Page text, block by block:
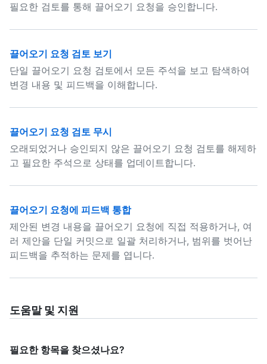
필요한 검토를 통해 끌어오기 요청을 승인합니다.
끌어오기 요청 검토 보기
단일 끌어오기 요청 검토에서 모든 주석을 보고 탐색하여
변경 내용 및 피드백을 이해합니다.
끌어오기 요청 검토 무시
오래되었거나 승인되지 않은 끌어오기 요청 검토를 해제하
고 필요한 주석으로 상태를 업데이트합니다.
끌어오기 요청에 피드백 통합
제안된 변경 내용을 끌어오기 요청에 직접 적용하거나, 여
러 제안을 단일 커밋으로 일괄 처리하거나, 범위를 벗어난
피드백을 추적하는 문제를 엽니다.
도움말 및 지원
필요한 항목을 찾으셨나요?